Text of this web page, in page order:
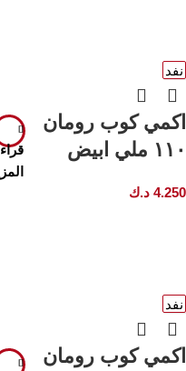
نفد
اكمي كوب رومان
١١٠ ملي ابيض
4.250 د.ك
نفد
اكمي كوب رومان